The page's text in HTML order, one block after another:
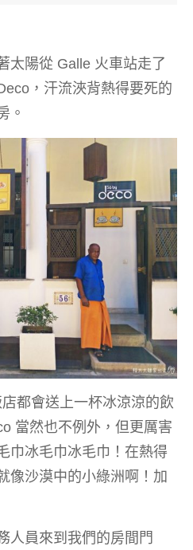
太陽從 Galle 火車站走了
，汗流浹背熱得要死的
。
都會送上一杯冰涼涼的飲
當然也不例外，但更厲害
巾冰毛巾冰毛巾！在熱得
像沙漠中的小綠洲啊！加
人員來到我們的房間門